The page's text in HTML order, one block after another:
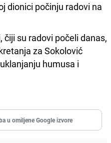
dionici počinju radovi na
čiji su radovi počeli danas,
za Sokolović
humusa i
u omiljene Google izvore